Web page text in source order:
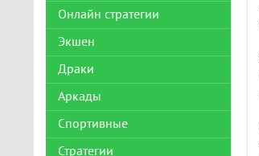
Онлайн стратегии
Экшен
Драки
Аркады
Спортивные
Стратегии